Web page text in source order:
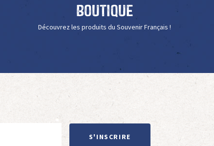
Boutique
Découvrez les produits du Souvenir Français !
S'INSCRIRE